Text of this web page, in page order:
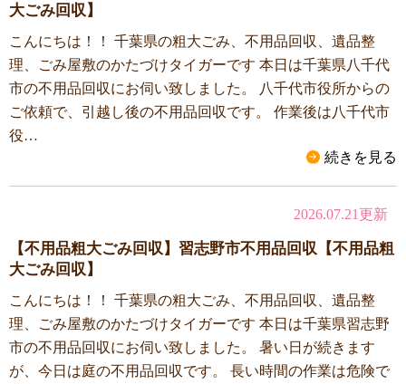
大ごみ回収】
こんにちは！！ 千葉県の粗大ごみ、不用品回収、遺品整
理、ごみ屋敷のかたづけタイガーです 本日は千葉県八千代
市の不用品回収にお伺い致しました。 八千代市役所からの
ご依頼で、引越し後の不用品回収です。 作業後は八千代市
役…
続きを見る
2026.07.21更新
【不用品粗大ごみ回収】習志野市不用品回収【不用品粗
大ごみ回収】
こんにちは！！ 千葉県の粗大ごみ、不用品回収、遺品整
理、ごみ屋敷のかたづけタイガーです 本日は千葉県習志野
市の不用品回収にお伺い致しました。 暑い日が続きます
が、今日は庭の不用品回収です。 長い時間の作業は危険で